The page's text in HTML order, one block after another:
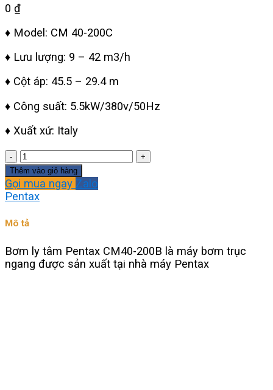
0 ₫
♦ Model: CM 40-200C
♦ Lưu lượng: 9 – 42 m3/h
♦ Cột áp: 45.5 – 29.4 m
♦ Công suất: 5.5kW/380v/50Hz
♦ Xuất xứ: Italy
Bơm
ly
tâm
Pentax
CM40-
200B
lượng
Thêm vào giỏ hàng
Gọi mua ngay Zalo
Pentax
Mô tả
Bơm ly tâm Pentax CM40-200B là máy bơm trục
ngang được sản xuất tại nhà máy Pentax